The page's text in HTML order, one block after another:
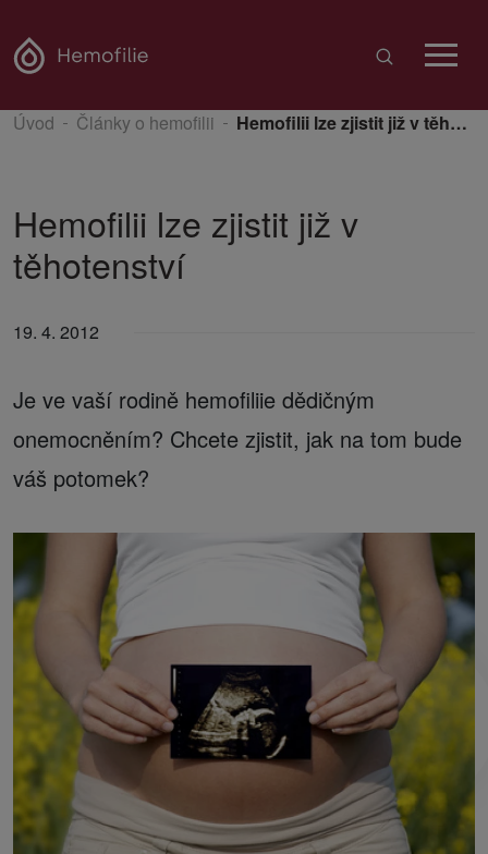
Úvod Články o hemofilii Hemofilii lze zjistit již v těhotenství
Hemofilii lze zjistit již v
těhotenství
19. 4. 2012
Je ve vaší rodině hemofiliie dědičným
onemocněním? Chcete zjistit, jak na tom bude
váš potomek?